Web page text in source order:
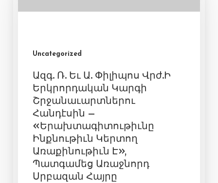
Uncategorized
Ազգ. Ռ. Եւ Ա. Փիլիպոս Վրժ.Ի
Երկրորդական Կարգի
Շրջանաւարտներու
Հանդէսին –
«Երախտագիտութիւնը
Ինքնութիւն Կերտող
Առաքինութիւն Է»,
Պատգամեց Առաջնորդ
Սրբազան Հայրը